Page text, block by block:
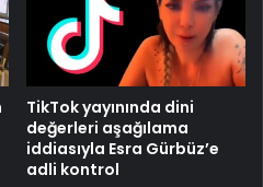
TikTok yayınında dini
değerleri aşağılama
iddiasıyla Esra Gürbüz’e
adli kontrol